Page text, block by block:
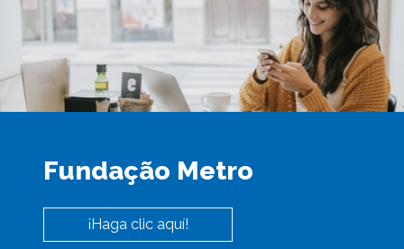
Fundação Metro
¡Haga clic aquí!